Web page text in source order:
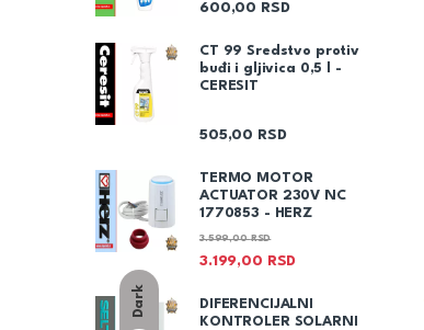
Dark
600,00 RSD
CT 99 Sredstvo protiv
buđi i gljivica 0,5 l -
CERESIT
505,00 RSD
TERMO MOTOR
ACTUATOR 230V NC
1770853 - HERZ
3.199,00 RSD
3.599,00RSD
DIFERENCIJALNI
KONTROLER SOLARNI